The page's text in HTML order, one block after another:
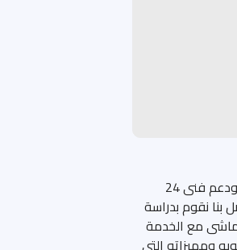
تقدم لك شركة دى سى اس افضل الخطط الخاصة باستضافة موقعك، خدمة متميزة ودعم فنى 24
نقوم بدراسة
مع الخدمة
ومميزاته التي